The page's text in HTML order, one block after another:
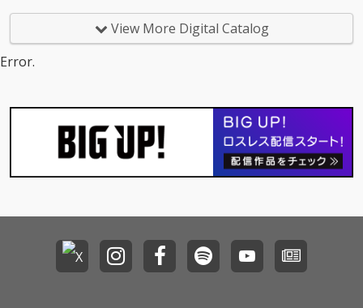
のために制作したオリ
ジナル・サウンドトラ
の民族音楽を思わせる
プリミティヴなビート
や静謐なアンビエント
まで、想像力を刺激す
のために制作したオリ
ジナル・サウンドトラ
験的な音響から、架空
の民族音楽を思わせる
プリミティヴなビート
や静謐なアンビエント
まで、想像力を刺激す
View More Digital Catalog
Error.